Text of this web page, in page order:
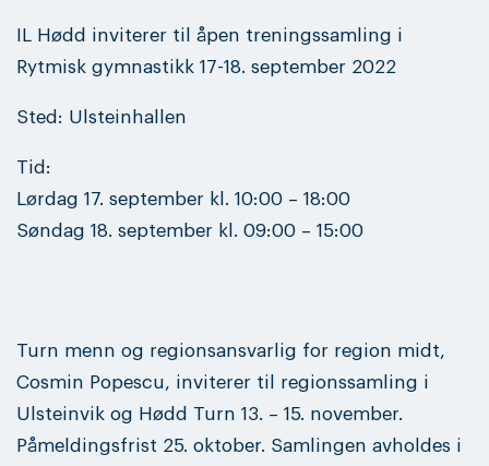
IL Hødd inviterer til åpen treningssamling i
Rytmisk gymnastikk 17-18. september 2022
Sted: Ulsteinhallen
Tid:
Lørdag 17. september kl. 10:00 – 18:00
Søndag 18. september kl. 09:00 – 15:00
Turn menn og regionsansvarlig for region midt,
Cosmin Popescu, inviterer til regionssamling i
Ulsteinvik og Hødd Turn 13. – 15. november.
Påmeldingsfrist 25. oktober. Samlingen avholdes i